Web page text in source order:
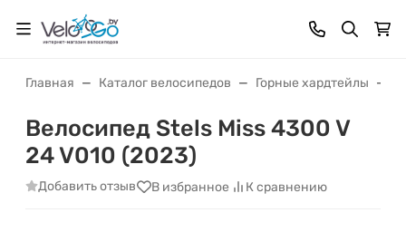
Главная Каталог велосипедов Горные хардтейлы
Велосипед Stels Miss 4300 V
24 V010 (2023)
Добавить отзыв В избранное К сравнению